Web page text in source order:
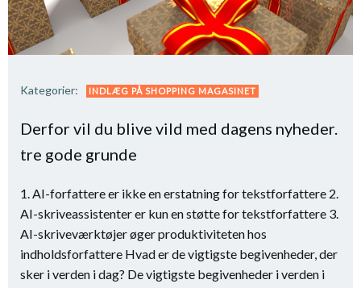
Kategorier: INDLÆG PÅ SHOPPING MAGASINET
Derfor vil du blive vild med dagens nyheder.
tre gode grunde
1. AI-forfattere er ikke en erstatning for tekstforfattere 2.
AI-skriveassistenter er kun en støtte for tekstforfattere 3.
AI-skriveværktøjer øger produktiviteten hos
indholdsforfattere Hvad er de vigtigste begivenheder, der
sker i verden i dag? De vigtigste begivenheder i verden i